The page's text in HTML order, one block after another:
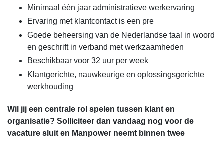
Minimaal één jaar administratieve werkervaring
Ervaring met klantcontact is een pre
Goede beheersing van de Nederlandse taal in woord
en geschrift in verband met werkzaamheden
Beschikbaar voor 32 uur per week
Klantgerichte, nauwkeurige en oplossingsgerichte
werkhouding
Wil jij een centrale rol spelen tussen klant en
organisatie? Solliciteer dan vandaag nog voor de
vacature sluit en Manpower neemt binnen twee